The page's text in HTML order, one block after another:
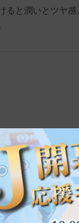
ると潤いとツヤ